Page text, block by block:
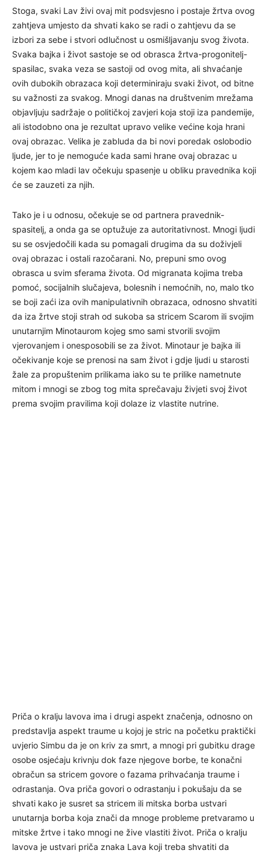
Stoga, svaki Lav živi ovaj mit podsvjesno i postaje žrtva ovog
zahtjeva umjesto da shvati kako se radi o zahtjevu da se
izbori za sebe i stvori odlučnost u osmišljavanju svog života.
Svaka bajka i život sastoje se od obrasca žrtva-progonitelj-
spasilac, svaka veza se sastoji od ovog mita, ali shvaćanje
ovih dubokih obrazaca koji determiniraju svaki život, od bitne
su važnosti za svakog. Mnogi danas na društvenim mrežama
objavljuju sadržaje o političkoj zavjeri koja stoji iza pandemije,
ali istodobno ona je rezultat upravo velike većine koja hrani
ovaj obrazac. Velika je zabluda da bi novi poredak oslobodio
ljude, jer to je nemoguće kada sami hrane ovaj obrazac u
kojem kao mladi lav očekuju spasenje u obliku pravednika koji
će se zauzeti za njih.
Tako je i u odnosu, očekuje se od partnera pravednik-
spasitelj, a onda ga se optužuje za autoritativnost. Mnogi ljudi
su se osvjedočili kada su pomagali drugima da su doživjeli
ovaj obrazac i ostali razočarani. No, prepuni smo ovog
obrasca u svim sferama života. Od migranata kojima treba
pomoć, socijalnih slučajeva, bolesnih i nemoćnih, no, malo tko
se boji zaći iza ovih manipulativnih obrazaca, odnosno shvatiti
da iza žrtve stoji strah od sukoba sa stricem Scarom ili svojim
unutarnjim Minotaurom kojeg smo sami stvorili svojim
vjerovanjem i onesposobili se za život. Minotaur je bajka ili
očekivanje koje se prenosi na sam život i gdje ljudi u starosti
žale za propuštenim prilikama iako su te prilike nametnute
mitom i mnogi se zbog tog mita sprečavaju živjeti svoj život
prema svojim pravilima koji dolaze iz vlastite nutrine.
Priča o kralju lavova ima i drugi aspekt značenja, odnosno on
predstavlja aspekt traume u kojoj je stric na početku praktički
uvjerio Simbu da je on kriv za smrt, a mnogi pri gubitku drage
osobe osjećaju krivnju dok faze njegove borbe, te konačni
obračun sa stricem govore o fazama prihvaćanja traume i
odrastanja. Ova priča govori o odrastanju i pokušaju da se
shvati kako je susret sa stricem ili mitska borba ustvari
unutarnja borba koja znači da mnoge probleme pretvaramo u
mitske žrtve i tako mnogi ne žive vlastiti život. Priča o kralju
lavova je ustvari priča znaka Lava koji treba shvatiti da